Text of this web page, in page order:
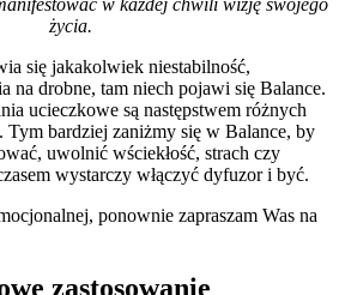
w każdej chwili wizję swojego
życia.
się jakakolwiek niestabilność,
na drobne, tam niech pojawi się Balance.
ucieczkowe są następstwem różnych
Tym bardziej zaniżmy się w Balance, by
uwolnić wściekłość, strach czy
wystarczy włączyć dyfuzor i być.
ponownie zapraszam Was na
zastosowanie